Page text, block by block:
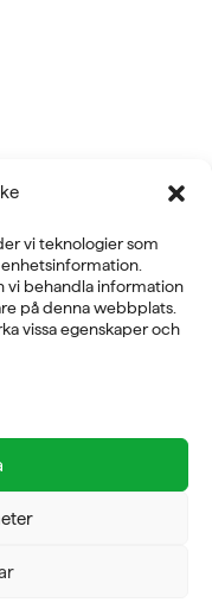
vi teknologier som
vi behandla information
på denna webbplats.
vissa egenskaper och